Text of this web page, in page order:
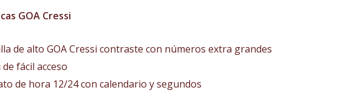
GOA Cressi
de alto GOA Cressi contraste con números extra grandes
fácil acceso
de hora 12/24 con calendario y segundos